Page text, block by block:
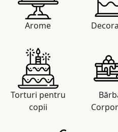
Arome
Torturi pentru
copii